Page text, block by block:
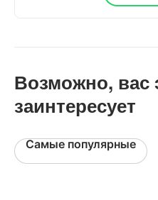
Возможно, вас
заинтересует
Самые популярные